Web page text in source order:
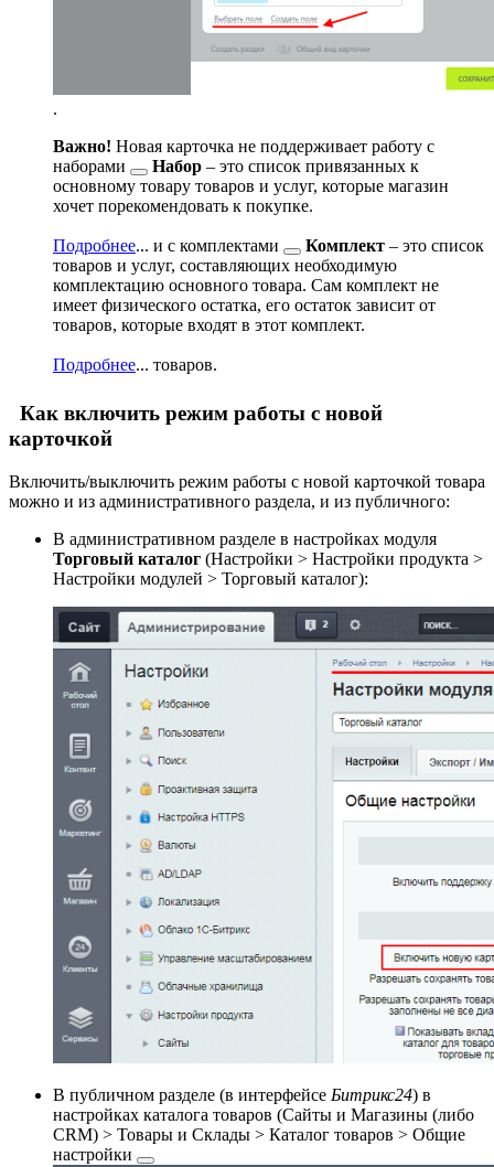
.
Важно! Новая карточка не поддерживает работу с
наборами
Набор – это список привязанных к
основному товару товаров и услуг, которые магазин
хочет порекомендовать к покупке.
Подробнее... и с комплектами Комплект – это список
товаров и услуг, составляющих необходимую
комплектацию основного товара. Сам комплект не
имеет физического остатка, его остаток зависит от
товаров, которые входят в этот комплект.
Подробнее... товаров.
Как включить режим работы с новой
карточкой
Включить/выключить режим работы с новой карточкой товара
можно и из административного раздела, и из публичного:
В административном разделе в настройках модуля
Торговый каталог (Настройки > Настройки продукта >
Настройки модулей > Торговый каталог):
В публичном разделе (в интерфейсе Битрикс24) в
настройках каталога товаров (Сайты и Магазины (либо
CRM) > Товары и Склады > Каталог товаров > Общие
настройки